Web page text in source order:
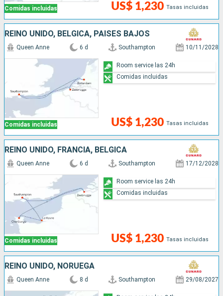
Comidas incluidas US$ 1,230 Tasas incluidas
REINO UNIDO, BÉLGICA, PAISES BAJOS
Comidas incluidas
Queen Anne 6 d Southampton 10/11/2028
US$ 1,230 Tasas incluidas
Room service las 24h
Comidas incluidas
REINO UNIDO, FRANCIA, BÉLGICA
Comidas incluidas
Queen Anne 6 d Southampton 17/12/2028
US$ 1,230 Tasas incluidas
Room service las 24h
Comidas incluidas
REINO UNIDO, NORUEGA
Queen Anne 8 d Southampton 29/08/2027